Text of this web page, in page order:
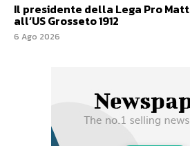
Il presidente della Lega Pro
all’US Grosseto 1912
6 Ago 2026